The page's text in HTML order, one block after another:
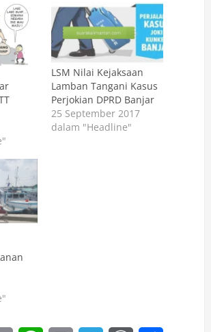
LSM Nilai Kejaksaan
Lamban Tangani Kasus
Perjokian DPRD Banjar
25 September 2017
dalam "Headline"